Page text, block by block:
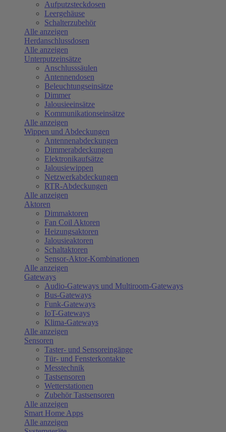
Aufputzsteckdosen
Leergehäuse
Schalterzubehör
Alle anzeigen
Herdanschlussdosen
Alle anzeigen
Unterputzeinsätze
Anschlusssäulen
Antennendosen
Beleuchtungseinsätze
Dimmer
Jalousieeinsätze
Kommunikationseinsätze
Alle anzeigen
Wippen und Abdeckungen
Antennenabdeckungen
Dimmerabdeckungen
Elektronikaufsätze
Jalousiewippen
Netzwerkabdeckungen
RTR-Abdeckungen
Alle anzeigen
Aktoren
Dimmaktoren
Fan Coil Aktoren
Heizungsaktoren
Jalousieaktoren
Schaltaktoren
Sensor-Aktor-Kombinationen
Alle anzeigen
Gateways
Audio-Gateways und Multiroom-Gateways
Bus-Gateways
Funk-Gateways
IoT-Gateways
Klima-Gateways
Alle anzeigen
Sensoren
Taster- und Sensoreingänge
Tür- und Fensterkontakte
Messtechnik
Tastsensoren
Wetterstationen
Zubehör Tastsensoren
Alle anzeigen
Smart Home Apps
Alle anzeigen